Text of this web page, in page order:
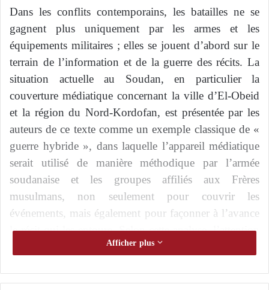
Dans les conflits contemporains, les batailles ne se
gagnent plus uniquement par les armes et les
équipements militaires ; elles se jouent d’abord sur le
terrain de l’information et de la guerre des récits. La
situation actuelle au Soudan, en particulier la
couverture médiatique concernant la ville d’El-Obeid
et la région du Nord-Kordofan, est présentée par les
auteurs de ce texte comme un exemple classique de «
guerre hybride », dans laquelle l’appareil médiatique
serait utilisé de manière méthodique par l’armée
soudanaise et les groupes affiliés aux Frères
musulmans, non seulement pour couvrir les
événements, mais également pour façonner à l’avance
le récit qui les entoure. Selon cette analyse, l’attention
soudaine et soutenue portée à El-Obeid ainsi que la
imminente » ne traduirait pas une préoccupation
Afficher plus